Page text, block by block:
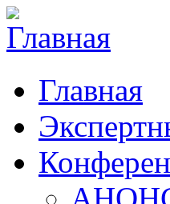
Главная